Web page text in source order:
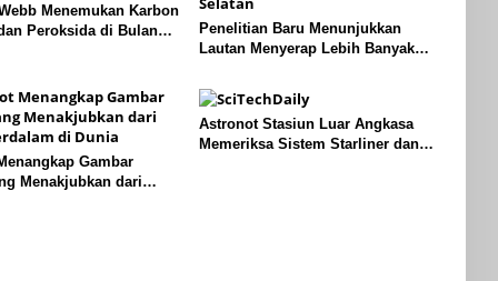
Menemukan Karbon
Peroksida di Bulan
Penelitian Baru Menunjukkan
Lautan Menyerap Lebih Banyak
Gambar
Menakjubkan dari
Astronot Stasiun Luar Angkasa
Memeriksa Sistem Starliner dan